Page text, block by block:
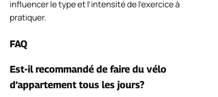
influencer le type et l’intensité de l’exercice à
pratiquer.
FAQ
Est-il recommandé de faire du vélo
d’appartement tous les jours?